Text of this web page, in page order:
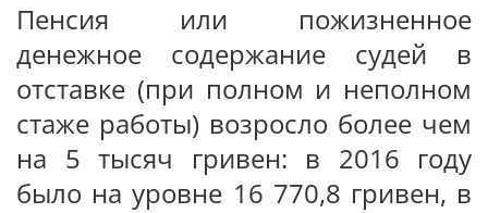
Пенсия или пожизненное
денежное содержание судей в
отставке (при полном и неполном
стаже работы) возросло более чем
на 5 тысяч гривен: в 2016 году
было на уровне 16 770,8 гривен, в